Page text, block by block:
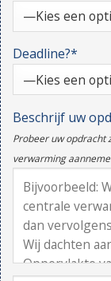
Deadline?*
Beschrijf uw
Probeer uw opdracht
verwarming